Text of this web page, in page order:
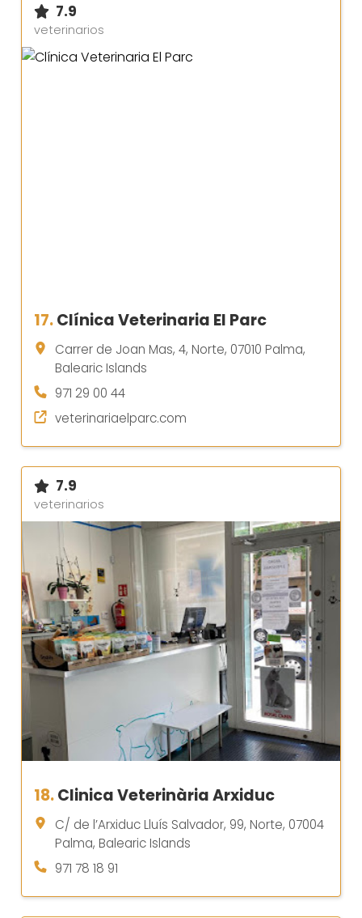
7.9
veterinarios
17.Clínica Veterinaria El Parc
Carrer de Joan Mas, 4, Norte, 07010 Palma,
Balearic Islands
971 29 00 44
veterinariaelparc.com
7.9
veterinarios
18.Clinica Veterinària Arxiduc
C/ de l’Arxiduc Lluís Salvador, 99, Norte, 07004
Palma, Balearic Islands
971 78 18 91